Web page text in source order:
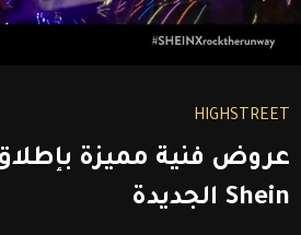
HIGHSTREET
عروض فنية مميزة
Shein الجديدة